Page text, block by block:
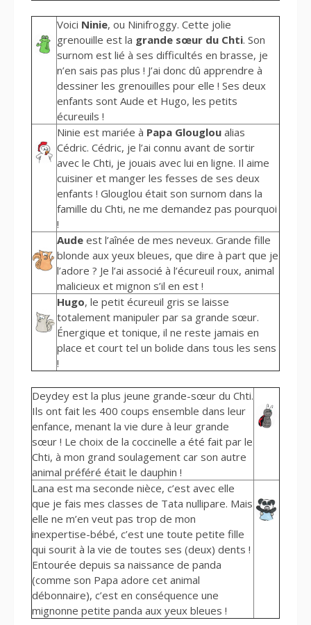
Voici Ninie, ou Ninifroggy. Cette jolie
grenouille est la grande sœur du Chti. Son
surnom est lié à ses difficultés en brasse, je
n’en sais pas plus ! J’ai donc dû apprendre à
dessiner les grenouilles pour elle ! Ses deux
enfants sont Aude et Hugo, les petits
écureuils !
Ninie est mariée à Papa Glouglou alias
Cédric. Cédric, je l’ai connu avant de sortir
avec le Chti, je jouais avec lui en ligne. Il aime
cuisiner et manger les fesses de ses deux
enfants ! Glouglou était son surnom dans la
famille du Chti, ne me demandez pas pourquoi
!
Aude est l’aînée de mes neveux. Grande fille
blonde aux yeux bleues, que dire à part que je
l’adore ? Je l’ai associé à l’écureuil roux, animal
malicieux et mignon s’il en est !
Hugo, le petit écureuil gris se laisse
totalement manipuler par sa grande sœur.
Énergique et tonique, il ne reste jamais en
place et court tel un bolide dans tous les sens
!
Deydey est la plus jeune grande-sœur du Chti.
Ils ont fait les 400 coups ensemble dans leur
enfance, menant la vie dure à leur grande
sœur ! Le choix de la coccinelle a été fait par le
Chti, à mon grand soulagement car son autre
animal préféré était le dauphin !
Lana est ma seconde nièce, c’est avec elle
que je fais mes classes de Tata nullipare. Mais
elle ne m’en veut pas trop de mon
inexpertise-bébé, c’est une toute petite fille
qui sourit à la vie de toutes ses (deux) dents !
Entourée depuis sa naissance de panda
(comme son Papa adore cet animal
débonnaire), c’est en conséquence une
mignonne petite panda aux yeux bleues !